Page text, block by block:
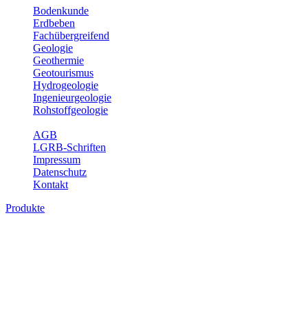
Bodenkunde
Erdbeben
Fachübergreifend
Geologie
Geothermie
Geotourismus
Hydrogeologie
Ingenieurgeologie
Rohstoffgeologie
AGB
LGRB-Schriften
Impressum
Datenschutz
Kontakt
Produkte